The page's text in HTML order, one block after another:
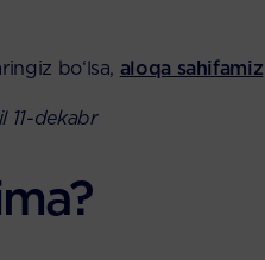
bo‘lsa, aloqa sahifamiz
11-dekabr